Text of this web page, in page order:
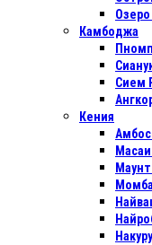
Озеро
Камбоджа
Сием
Кения
Накуру